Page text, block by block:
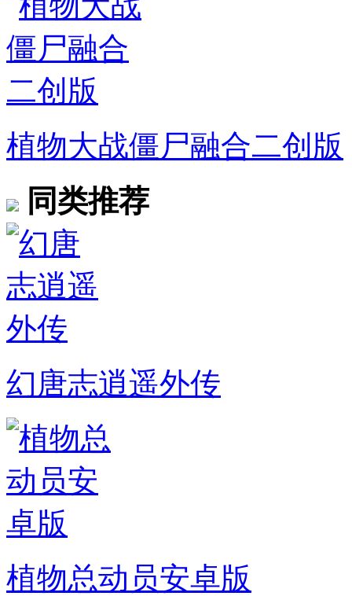
植物大战僵尸融合二创版
同类推荐
幻唐志逍遥外传
植物总动员安卓版